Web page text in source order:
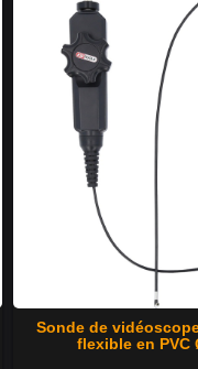
Sonde de
flexible en PVC